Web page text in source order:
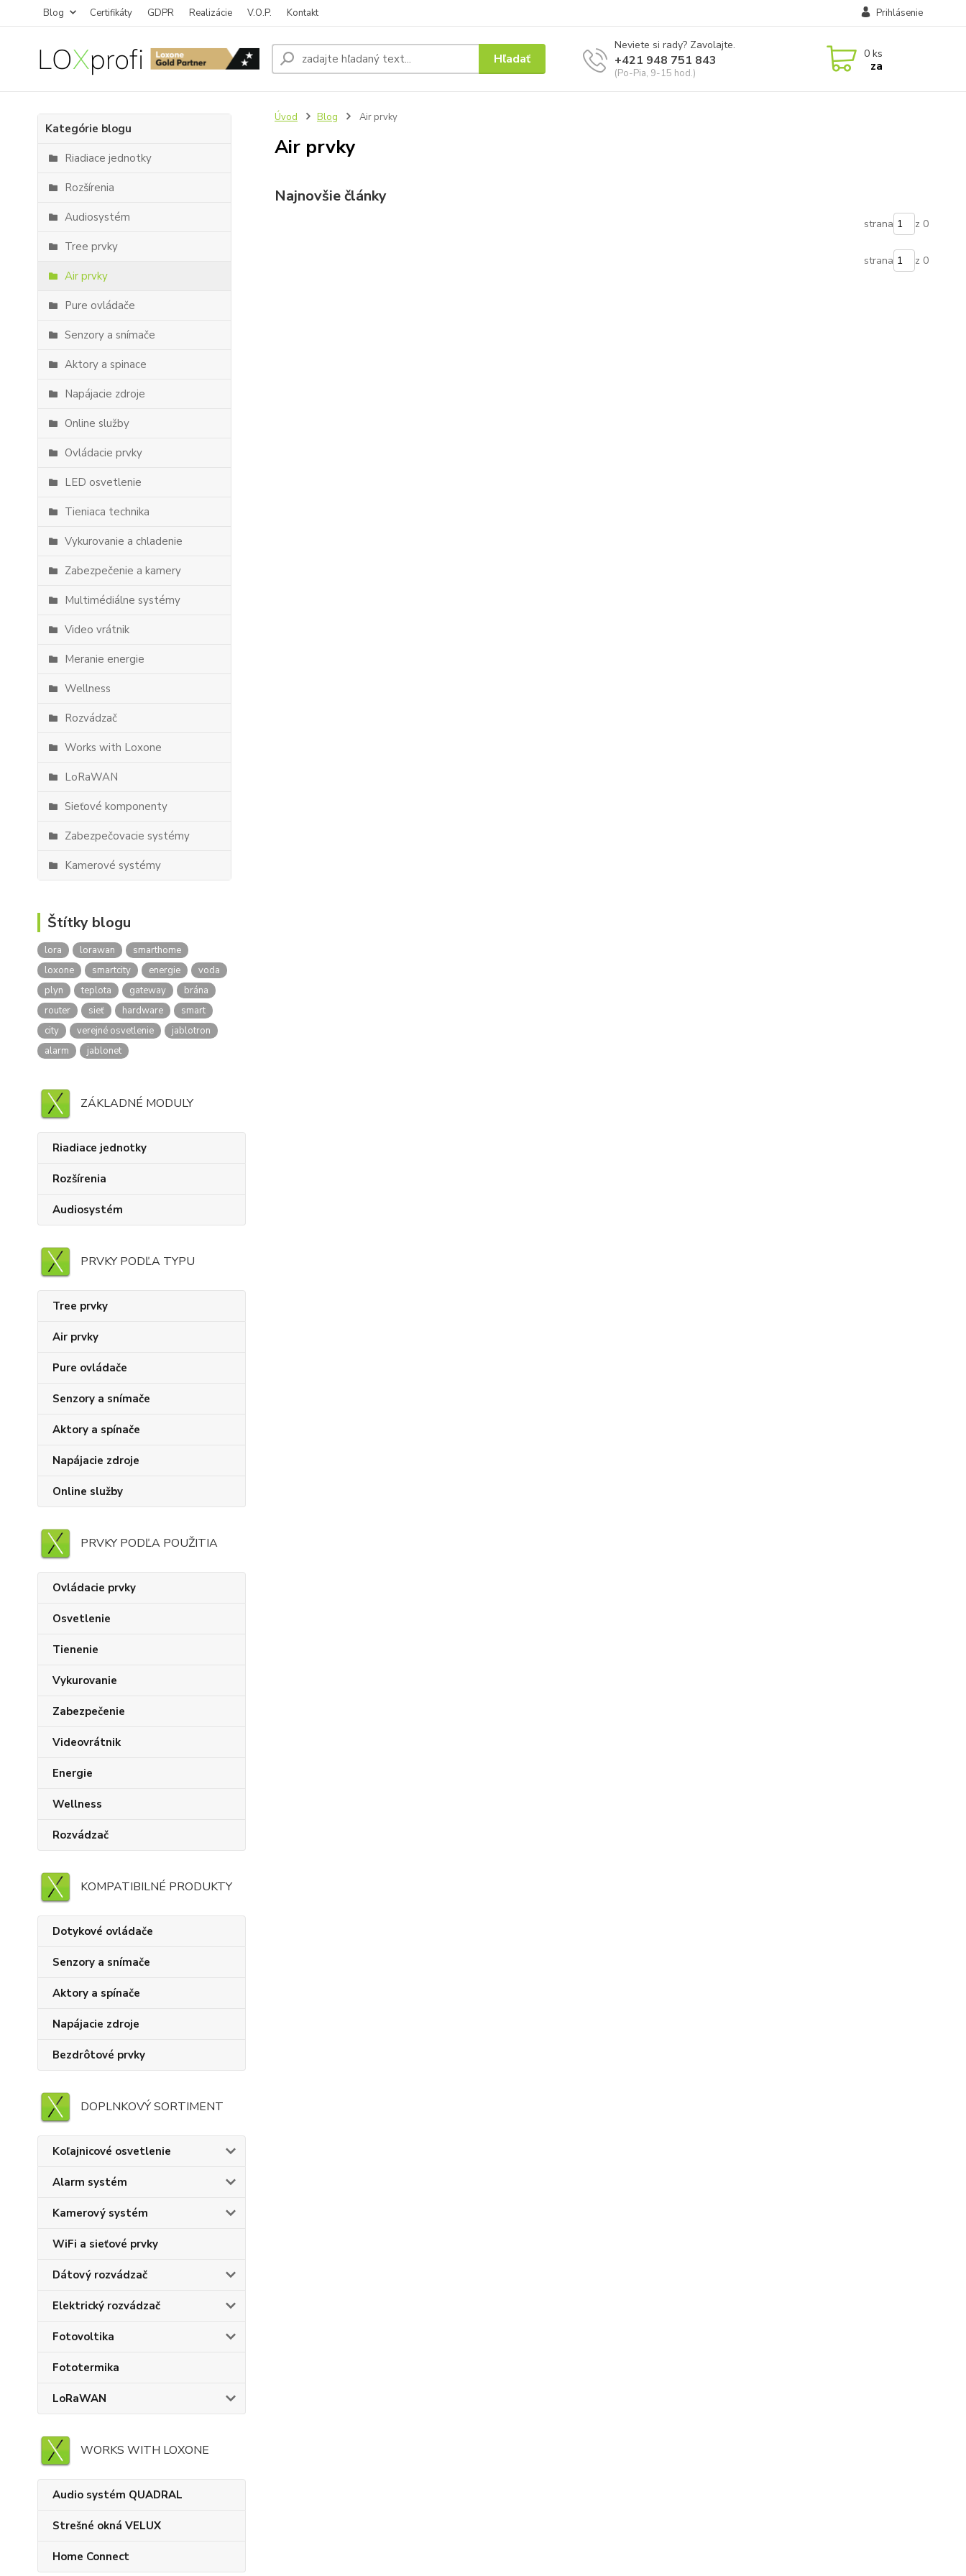
Blog Certifikáty GDPR Realizácie V.O.P. Kontakt Prihlásenie
Hľadať
Neviete si rady? Zavolajte.
+421 948 751 843
(Po-Pia, 9-15 hod.)
0 ks
za
Kategórie blogu
Riadiace jednotky
Rozšírenia
Audiosystém
Tree prvky
Air prvky
Pure ovládače
Senzory a snímače
Aktory a spinace
Napájacie zdroje
Online služby
Ovládacie prvky
LED osvetlenie
Tieniaca technika
Vykurovanie a chladenie
Zabezpečenie a kamery
Multimédiálne systémy
Video vrátnik
Meranie energie
Wellness
Rozvádzač
Works with Loxone
LoRaWAN
Sieťové komponenty
Zabezpečovacie systémy
Kamerové systémy
Štítky blogu
lora lorawan
smarthome
loxone
smartcity energie
voda
plyn
teplota gateway
brána
router
sieť hardware
smart
city
verejné osvetlenie
jablotron
alarm
jablonet
ZÁKLADNÉ MODULY
Riadiace jednotky
Rozšírenia
Audiosystém
PRVKY PODĽA TYPU
Tree prvky
Air prvky
Pure ovládače
Senzory a snímače
Aktory a spínače
Napájacie zdroje
Online služby
PRVKY PODĽA POUŽITIA
Ovládacie prvky
Osvetlenie
Tienenie
Vykurovanie
Zabezpečenie
Videovrátnik
Energie
Wellness
Rozvádzač
KOMPATIBILNÉ PRODUKTY
Dotykové ovládače
Senzory a snímače
Aktory a spínače
Napájacie zdroje
Bezdrôtové prvky
DOPLNKOVÝ SORTIMENT
Koľajnicové osvetlenie
Alarm systém
Kamerový systém
WiFi a sieťové prvky
Dátový rozvádzač
Elektrický rozvádzač
Fotovoltika
Fototermika
LoRaWAN
WORKS WITH LOXONE
Audio systém QUADRAL
Strešné okná VELUX
Home Connect
Úvod Blog Air prvky
Air prvky
Najnovšie články
strana z 0
strana z 0